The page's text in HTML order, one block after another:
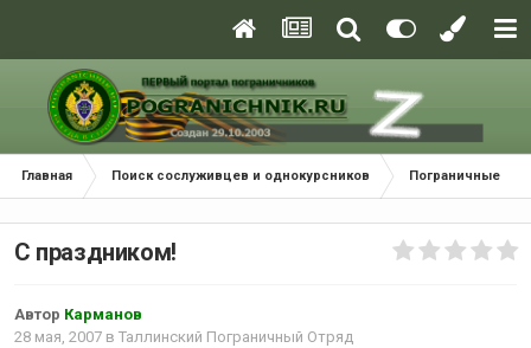
Главная Поиск сослуживцев и однокурсников Пограничные
С праздником!
Автор Карманов
28 мая, 2007 в Таллинский Пограничный Отряд